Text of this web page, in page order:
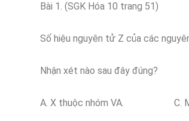
Bài 1. (SGK Hóa 10 trang 51)
Số hiệu nguyên tử Z của các
Nhận xét nào sau đây đúng?
A. X thuộc nhóm VA. C. M